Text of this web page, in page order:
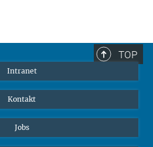
TOP
Intranet
Kontakt
Jobs